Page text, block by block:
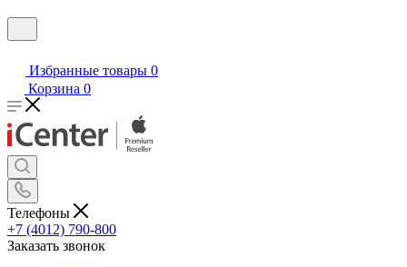
Избранные товары 0
Корзина 0
Телефоны
+7 (4012) 790-800
Заказать звонок